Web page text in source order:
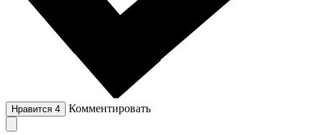
Нравится 4 Комментировать